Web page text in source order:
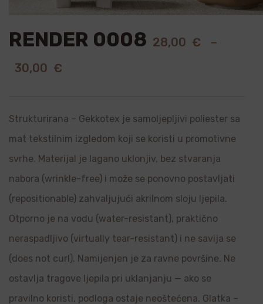
RENDER 0008 28,00 €
–
30,00 €
Strukturirana – Gekkotex je samoljepljivi poliester sa
mat tekstilnim izgledom koji se koristi u promotivne
svrhe. Materijal je lagano uklonjiv, bez stvaranja
nabora (wrinkle-free) i može se ponovno postavljati
(repositionable) zahvaljujući akrilnom sloju ljepila.
Otporno je na vodu (water-resistant), praktično
neraspadljivo (virtually tear-resistant) i ne savija se
(does not curl). Namijenjen je za ravne površine. Ne
ostavlja tragove ljepila pri uklanjanju — ako se
pravilno koristi, podloga ostaje neoštećena. Glatka –